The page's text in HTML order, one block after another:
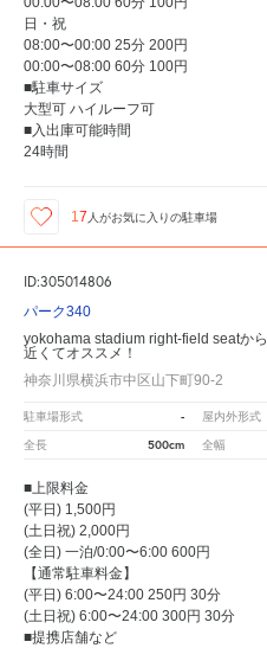
日・祝
08:00〜00:00 25分 200円
00:00〜08:00 60分 100円
■駐車サイズ
大型可 ハイルーフ可
■入出庫可能時間
24時間
17 人がお気に入りの駐車場
ID:305014806
パーク340
yokohama stadium right-field seatから
近くてオススメ！
神奈川県横浜市中区山下町90-2
駐車場形式 - 屋内外形式
全長 500cm 全幅
■上限料金
(平日) 1,500円
(土日祝) 2,000円
(全日) 一泊/0:00〜6:00 600円
【通常駐車料金】
(平日) 6:00〜24:00 250円 30分
(土日祝) 6:00〜24:00 300円 30分
■提携店舗など